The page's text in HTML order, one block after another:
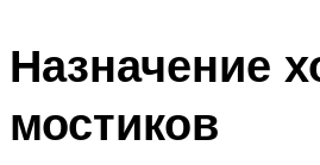
Назначение
мостиков